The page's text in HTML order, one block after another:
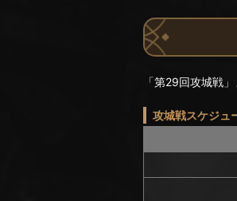
「第29回攻城戦
攻城戦スケジュ